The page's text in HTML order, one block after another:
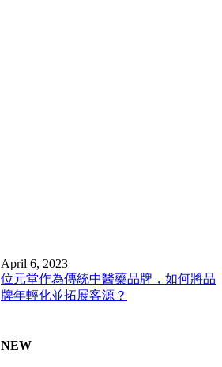
April 6, 2023
位元堂作為傳統中醫藥品牌，如何將品
牌年輕化並拓展客源？
NEW